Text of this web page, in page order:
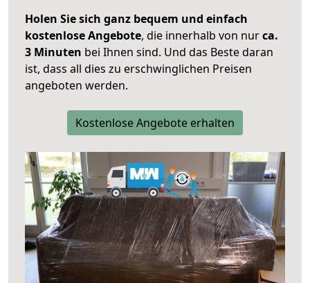
Holen Sie sich ganz bequem und einfach
kostenlose Angebote, die innerhalb von nurca.
3 Minuten bei Ihnen sind. Und das Beste daran
ist, dass all dies zu erschwinglichen Preisen
angeboten werden.
Kostenlose Angebote erhalten